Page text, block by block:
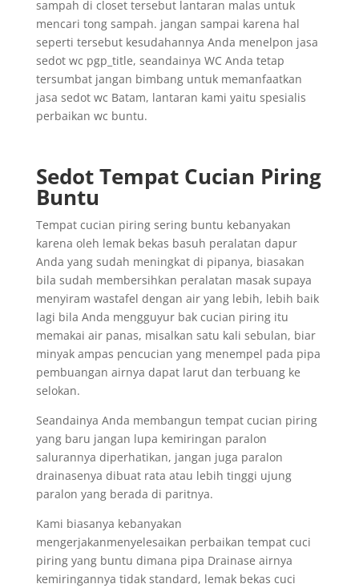
sampah di closet tersebut lantaran malas untuk
mencari tong sampah. jangan sampai karena hal
seperti tersebut kesudahannya Anda menelpon jasa
sedot wc pgp_title, seandainya WC Anda tetap
tersumbat jangan bimbang untuk memanfaatkan
jasa sedot wc Batam, lantaran kami yaitu spesialis
perbaikan wc buntu.
Sedot Tempat Cucian Piring
Buntu
Tempat cucian piring sering buntu kebanyakan
karena oleh lemak bekas basuh peralatan dapur
Anda yang sudah meningkat di pipanya, biasakan
bila sudah membersihkan peralatan masak supaya
menyiram wastafel dengan air yang lebih, lebih baik
lagi bila Anda mengguyur bak cucian piring itu
memakai air panas, misalkan satu kali sebulan, biar
minyak ampas pencucian yang menempel pada pipa
pembuangan airnya dapat larut dan terbuang ke
selokan.
Seandainya Anda membangun tempat cucian piring
yang baru jangan lupa kemiringan paralon
salurannya diperhatikan, jangan juga paralon
drainasenya dibuat rata atau lebih tinggi ujung
paralon yang berada di paritnya.
Kami biasanya kebanyakan
mengerjakanmenyelesaikan perbaikan tempat cuci
piring yang buntu dimana pipa Drainase airnya
kemiringannya tidak standard, lemak bekas cuci